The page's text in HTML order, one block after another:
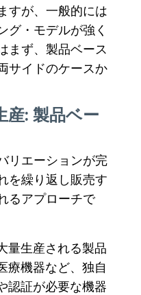
すが、一般的には
グ・モデルが強く
まず、製品ベース
サイドのケースか
: 製品ベー
リエーションが完
を繰り返し販売す
るアプローチで
量生産される製品
療機器など、独自
認証が必要な機器